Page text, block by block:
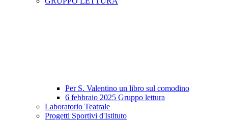
Per S. Valentino un libro sul comodino
6 febbraio 2025 Gruppo lettura
Laboratorio Teatrale
Progetti Sportivi d'Istituto